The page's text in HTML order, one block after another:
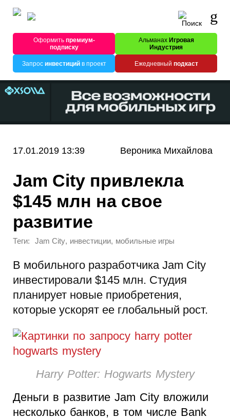
Оформитьпремиум-
подписку
Альманах Игровая
Индустрия
Запрос инвестицийв проект Ежедневный подкаст
17.01.2019 13:39 Вероника Михайлова
Jam City привлекла
$145 млн на свое
развитие
Теги: Jam City, инвестиции, мобильные игры
В мобильного разработчика Jam City
инвестировали $145 млн. Студия
планирует новые приобретения,
которые ускорят ее глобальный рост.
Harry Potter: Hogwarts Mystery
Деньги в развитие Jam City вложили
несколько банков, в том числе Bank